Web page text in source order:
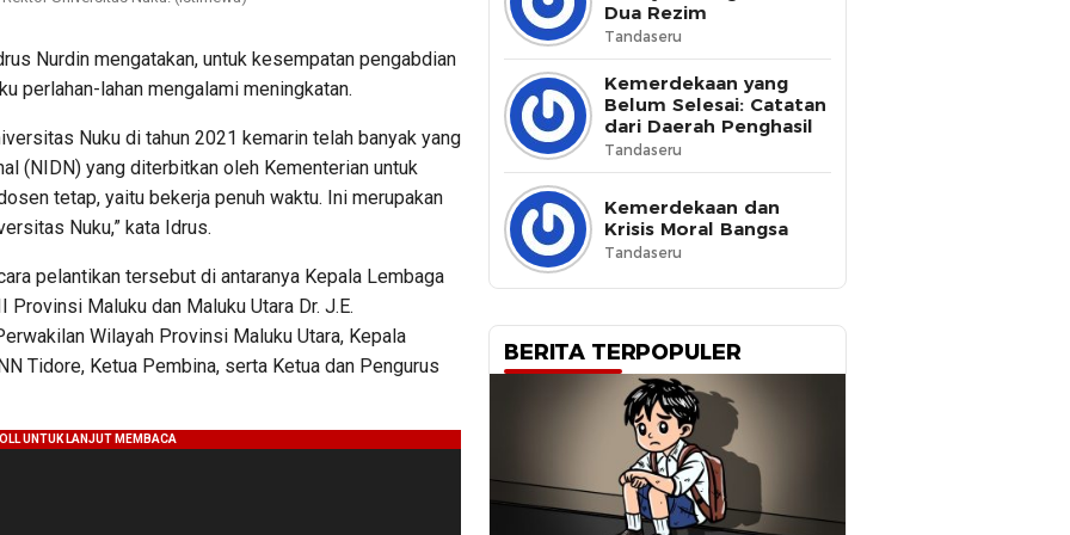
Nurdin mengatakan, untuk kesempatan pengabdian
perlahan-lahan mengalami meningkatan.
Nuku di tahun 2021 kemarin telah banyak yang
(NIDN) yang diterbitkan oleh Kementerian untuk
tetap, yaitu bekerja penuh waktu. Ini merupakan
Nuku,” kata Idrus.
pelantikan tersebut di antaranya Kepala Lembaga
Maluku dan Maluku Utara Dr. J.E.
Wilayah Provinsi Maluku Utara, Kepala
Tidore, Ketua Pembina, serta Ketua dan Pengurus
Dua Rezim
Tandaseru
Kemerdekaan yang
Belum Selesai: Catatan
dari Daerah Penghasil
Tandaseru
Kemerdekaan dan
Krisis Moral Bangsa
Tandaseru
BERITA TERPOPULER